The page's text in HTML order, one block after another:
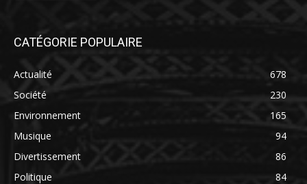
CATÉGORIE POPULAIRE
Actualité
678
Société
230
Environnement
165
Musique
94
Divertissement
86
Politique
84